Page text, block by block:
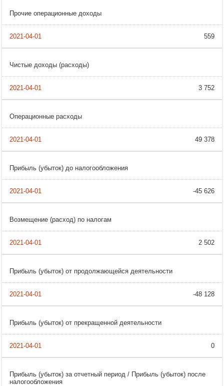
Прочие операционные доходы
559
Чистые доходы (расходы)
3 752
Операционные расходы
49 378
Прибыль (убыток) до налогообложения
-45 626
Возмещение (расход) по налогам
2 502
Прибыль (убыток) от продолжающейся деятельности
-48 128
Прибыль (убыток) от прекращенной деятельности
0
Прибыль (убыток) за отчетный период / Прибыль (убыток) после
налогообложения